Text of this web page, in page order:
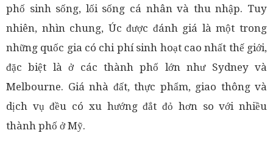
phố sinh sống, lối sống cá nhân và thu nhập. Tuy
nhiên, nhìn chung, Úc được đánh giá là một trong
những quốc gia có chi phí sinh hoạt cao nhất thế giới,
đặc biệt là ở các thành phố lớn như Sydney và
Melbourne. Giá nhà đất, thực phẩm, giao thông và
dịch vụ đều có xu hướng đắt đỏ hơn so với nhiều
thành phố ở Mỹ.